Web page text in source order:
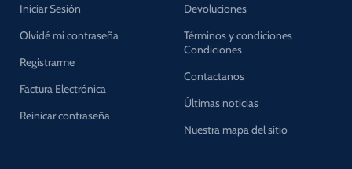
Iniciar Sesión
Olvidé mi contraseña
Registrarme
Factura Electrónica
Reinicar contraseña
Devoluciones
Términos y condiciones
Condiciones
Contactanos
Últimas noticias
Nuestra mapa del sitio